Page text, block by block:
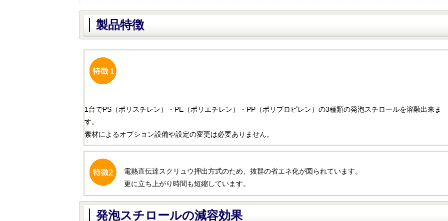
製品特徴
1台でPS（ポリスチレン）・PE（ポリエチレン）・PP（ポリプロピレン）の3種類の発泡スチロールを溶融出来ま
す。
素材によるオプション設備や設定の変更は必要ありません。
電熱直伝達スクリュウ押出方式のため、抜群の省エネ化が図られています。
更に立ち上がり時間も短縮しています。
発泡スチロールの減容効果